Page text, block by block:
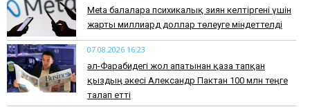
Meta балаларға психикалық зиян келтіргені үшін
жарты миллиард доллар төлеуге міндеттелді
07.08.2026 16:23
әл-Фарабидегі жол апатынан қаза тапқан
қыздың әкесі Александр Пактан 100 млн теңге
талап етті